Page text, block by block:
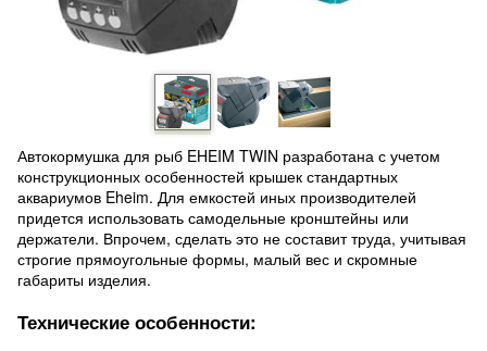
Автокормушка для рыб EHEIM TWIN разработана с учетом
конструкционных особенностей крышек стандартных
аквариумов Eheim. Для емкостей иных производителей
придется использовать самодельные кронштейны или
держатели. Впрочем, сделать это не составит труда, учитывая
строгие прямоугольные формы, малый вес и скромные
габариты изделия.
Технические особенности: